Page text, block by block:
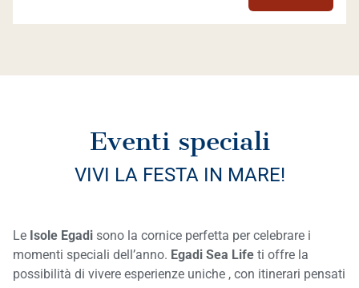
Eventi speciali
VIVI LA FESTA IN MARE!
Le Isole Egadi sono la cornice perfetta per celebrare i
momenti speciali dell’anno. Egadi Sea Life ti offre la
possibilità di vivere esperienze uniche , con itinerari pensati